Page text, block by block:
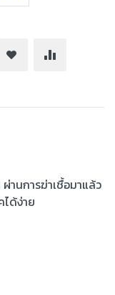
านการฆ่าเชื้อมาแล้ว
ได้ง่าย